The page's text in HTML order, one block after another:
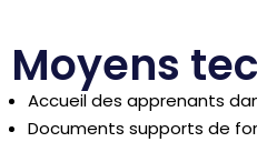
Moyens
Accueil des apprenants
Documents supports de